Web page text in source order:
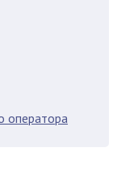
оператора